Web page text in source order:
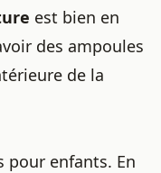
est bien en
des ampoules
de la
pour enfants. En